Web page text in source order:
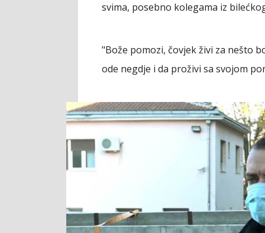
svima, posebno kolegama iz
"Bože pomozi, čovjek živi za nešto
ode negdje i da proživi sa svojom